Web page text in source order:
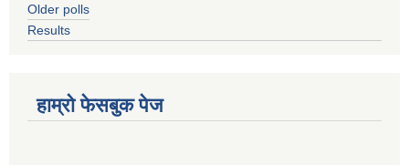
Older polls
Results
हाम्रो फेसबुक पेज